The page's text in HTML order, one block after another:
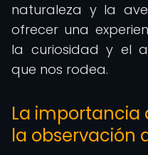
naturaleza y la
ofrecer una
la curiosidad y el
que nos rodea.
La importancia
la observación